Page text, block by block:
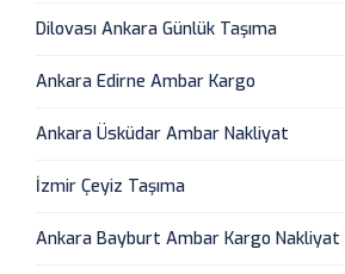
Dilovası Ankara Günlük Taşıma
Ankara Edirne Ambar Kargo
Ankara Üsküdar Ambar Nakliyat
İzmir Çeyiz Taşıma
Ankara Bayburt Ambar Kargo Nakliyat